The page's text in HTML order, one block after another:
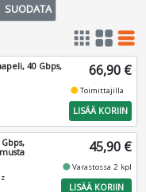
SUODATA
apps grid_view table_rows
40 Gbps,
66,90 €
fiber_manual_recordToimittajilla
LISÄÄ KORIIN
45,90 €
fiber_manual_recordVarastossa 2 kpl
LISÄÄ KORIIN